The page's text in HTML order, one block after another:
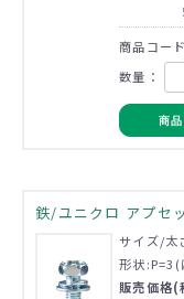
商品コー
数量：
商
鉄/ユニクロ アプセ
サイズ/太
形状:P=3(
販売価格